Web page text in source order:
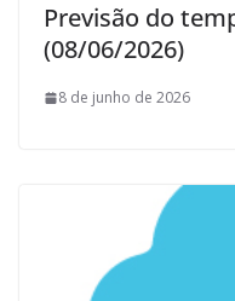
Previsão do
(08/06/2026)
8 de junho de 2026